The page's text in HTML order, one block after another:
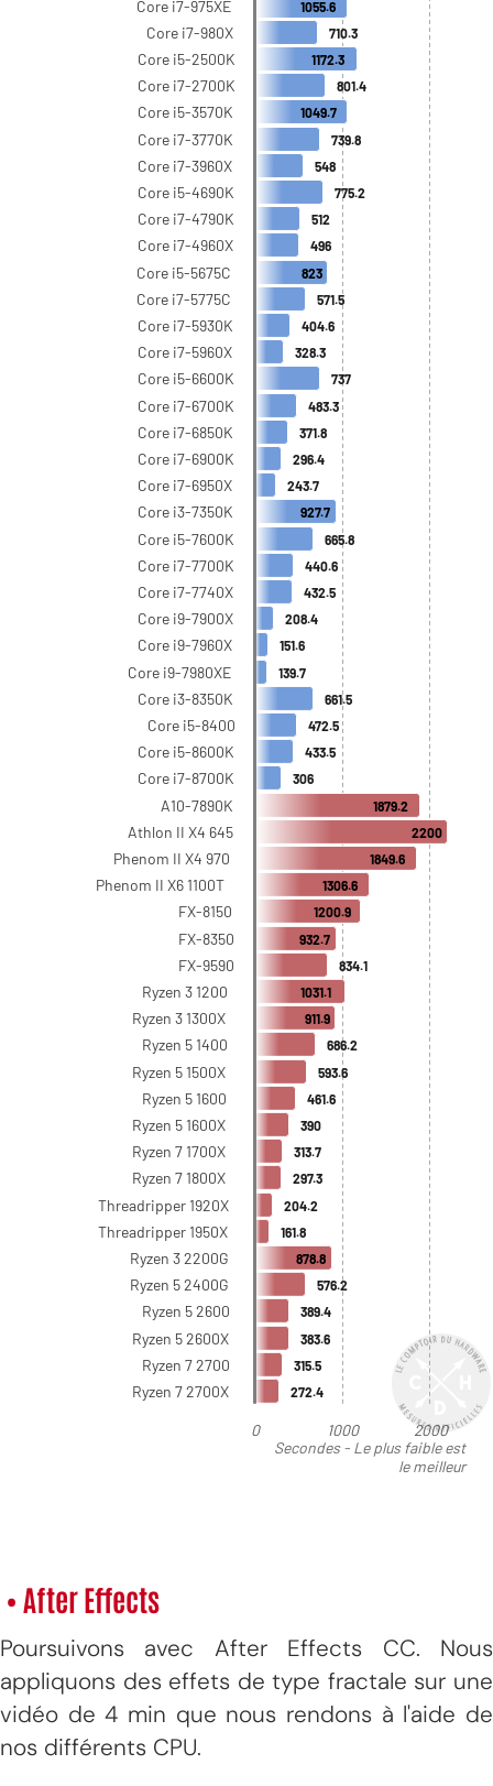
• After Effects
Poursuivons avec After Effects CC. Nous
appliquons des effets de type fractale sur une
vidéo de 4 min que nous rendons à l'aide de
nos différents CPU.